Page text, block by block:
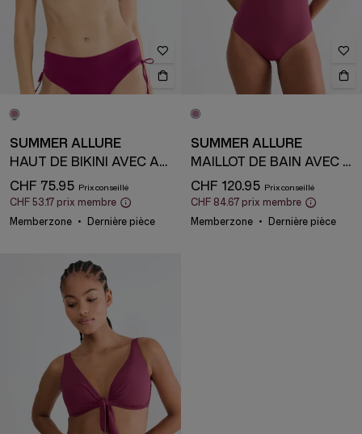
SUMMER ALLURE
HAUT DE BIKINI AVEC ARMATURE ET BONNETS REMBOURRÉS
CHF 75.95
CHF 53.17 prix membre
Memberzone
Dernière pièce
SUMMER ALLURE
MAILLOT DE BAIN AVEC ARMATURE
CHF 120.95
CHF 84.67 prix membre
Memberzone
Dernière pièce